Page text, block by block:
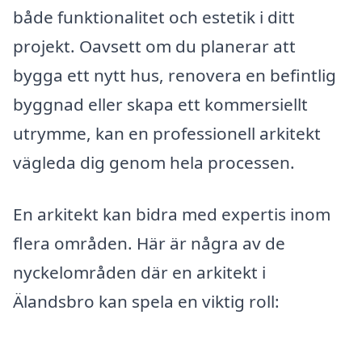
både funktionalitet och estetik i ditt
projekt. Oavsett om du planerar att
bygga ett nytt hus, renovera en befintlig
byggnad eller skapa ett kommersiellt
utrymme, kan en professionell arkitekt
vägleda dig genom hela processen.
En arkitekt kan bidra med expertis inom
flera områden. Här är några av de
nyckelområden där en arkitekt i
Älandsbro kan spela en viktig roll: